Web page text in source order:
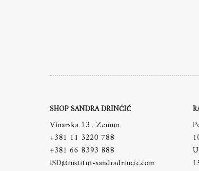
SHOP SANDRA DRINČIĆ
Vinarska 13 , Zemun
+381 11 3220 788
+381 66 8393 888
ISD@institut-sandradrincic.com